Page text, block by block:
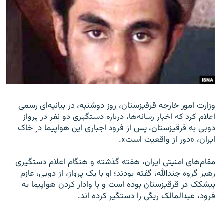
به ما بپیوندید
زبان‌های دیگر
وزارت امور خارجه قرقیزستان، روز دوشنبه، در بیانیه‌ای رسمی
اعلام کرد که اخبار رسانه‌ها، درباره دستگیری دو نفر در پرواز
دوبی به قرقیزستان، پس از فرود اجباری این هواپیما در خاک
ایران، «دور از واقعیت است».
مقام‌های امنیتی ایران، هفته گذشته و هنگام اعلام دستگیری
رهبر گروه جندالله، گفته بودند؛ او با یک پرواز، از دوبی، عازم
بیشکک در قرقیزستان بوده است و با وادار کردن هواپیما به
فرود، عبدالمالک ریگی را دستگیر کرده اند.